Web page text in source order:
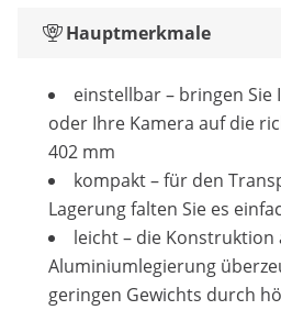
Hauptmerkmale
einstellbar – bringen Sie
oder Ihre Kamera auf die
402 mm
kompakt – für den
Lagerung falten Sie es
leicht – die Konstruktion
Aluminiumlegierung
geringen Gewichts durch